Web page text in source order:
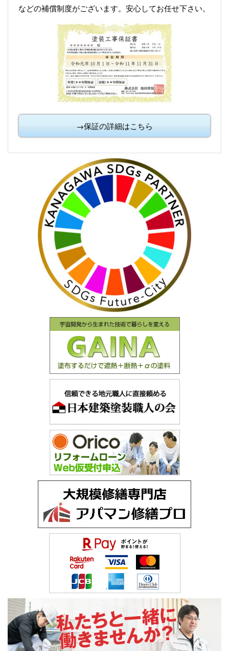
などの補償制度がございます。安心してお任せ下さい。
→保証の詳細はこちら